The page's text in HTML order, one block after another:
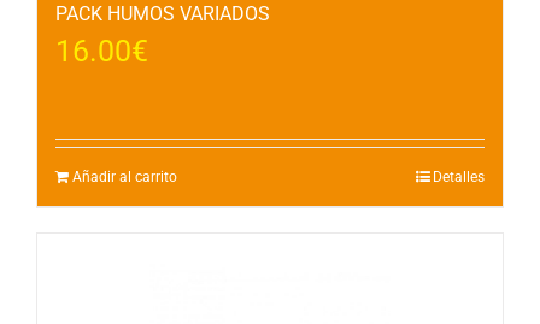
PACK HUMOS VARIADOS
16.00€
Añadir al carrito Detalles